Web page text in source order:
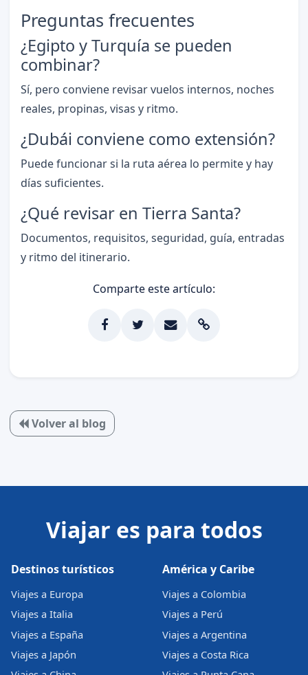
Preguntas frecuentes
¿Egipto y Turquía se pueden
combinar?
Sí, pero conviene revisar vuelos internos, noches
reales, propinas, visas y ritmo.
¿Dubái conviene como extensión?
Puede funcionar si la ruta aérea lo permite y hay
días suficientes.
¿Qué revisar en Tierra Santa?
Documentos, requisitos, seguridad, guía, entradas
y ritmo del itinerario.
Comparte este artículo:
Volver al blog
Viajar es para todos
Destinos turísticos
Viajes a Europa
Viajes a Italia
Viajes a España
Viajes a Japón
América y Caribe
Viajes a Colombia
Viajes a Perú
Viajes a Argentina
Viajes a Costa Rica